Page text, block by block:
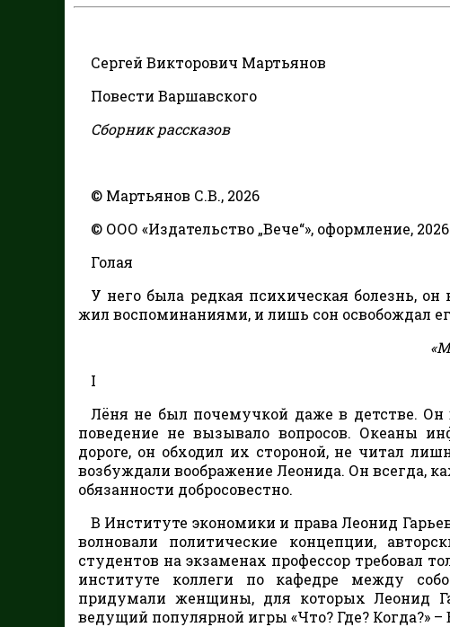
Сергей Викторович Мартьянов
Повести Варшавского
Сборник рассказов
© Мартьянов С.В., 2026
© ООО «Издательство „Вече“», оформление, 2026
Голая
У него была редкая психическая болезнь,
жил воспоминаниями, и лишь сон освобождал
I
Лёня не был почемучкой даже в детстве. Он
поведение не вызывало вопросов. Океаны
дороге, он обходил их стороной, не читал
возбуждали воображение Леонида. Он всегда,
обязанности добросовестно.
В Институте экономики и права Леонид
волновали политические концепции,
студентов на экзаменах профессор требовал
институте коллеги по кафедре между
придумали женщины, для которых Леонид
ведущий популярной игры «Что? Где? Когда?»